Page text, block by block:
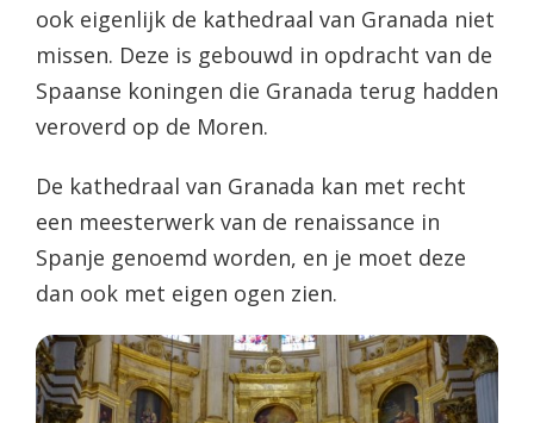
ook eigenlijk de kathedraal van Granada niet
missen. Deze is gebouwd in opdracht van de
Spaanse koningen die Granada terug hadden
veroverd op de Moren.
De kathedraal van Granada kan met recht
een meesterwerk van de renaissance in
Spanje genoemd worden, en je moet deze
dan ook met eigen ogen zien.